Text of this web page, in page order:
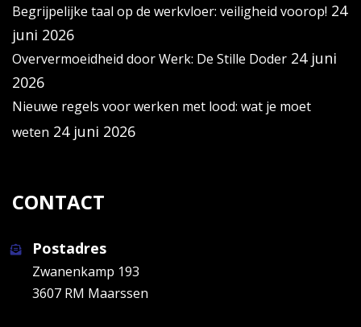
Begrijpelijke taal op de werkvloer: veiligheid voorop! 24
juni 2026
Oververmoeidheid door Werk: De Stille Doder 24 juni
2026
Nieuwe regels voor werken met lood: wat je moet
weten 24 juni 2026
CONTACT
Postadres
Zwanenkamp 193
3607 RM Maarssen